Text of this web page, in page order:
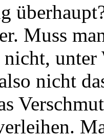
Muss
unter
nicht